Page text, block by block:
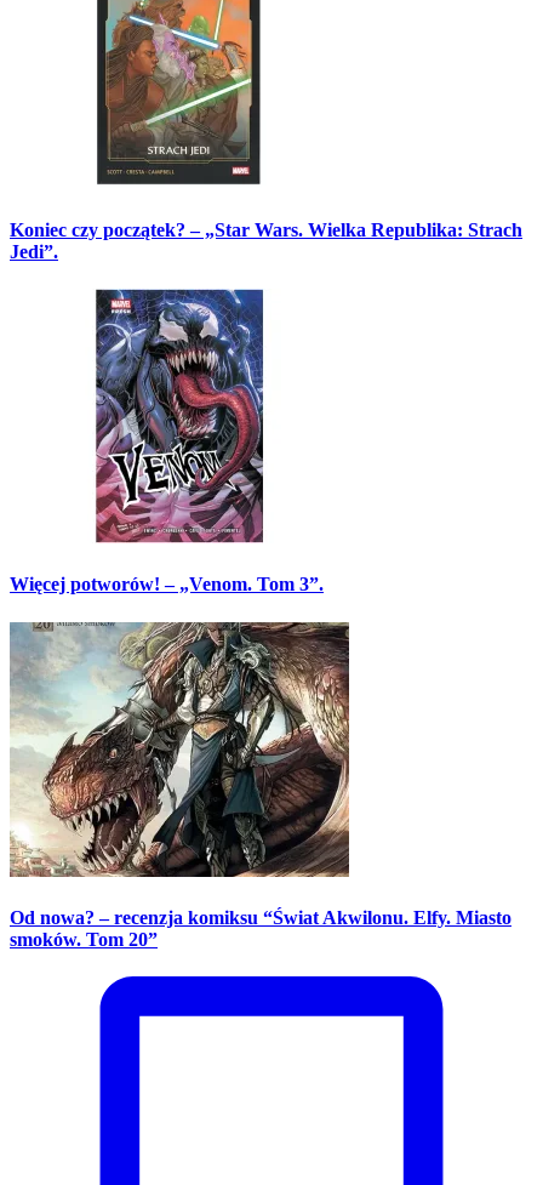
Koniec czy początek? – „Star Wars. Wielka Republika: Strach
Jedi”.
Więcej potworów! – „Venom. Tom 3”.
Od nowa? – recenzja komiksu “Świat Akwilonu. Elfy. Miasto
smoków. Tom 20”